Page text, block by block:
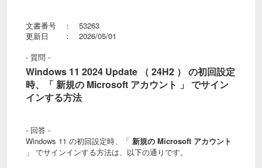
文書番号 ： 53263
更新日 ： 2026/05/01
- 質問 -
Windows 11 2024 Update （ 24H2 ） の初回設定
時、「 新規の Microsoft アカウント 」 でサイン
インする方法
- 回答 -
Windows 11 の初回設定時、「 新規の Microsoft アカウント
」 でサインインする方法は、以下の通りです。